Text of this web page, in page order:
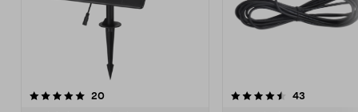
20arvostelut
4.5viidestä
43
4.5viidestä